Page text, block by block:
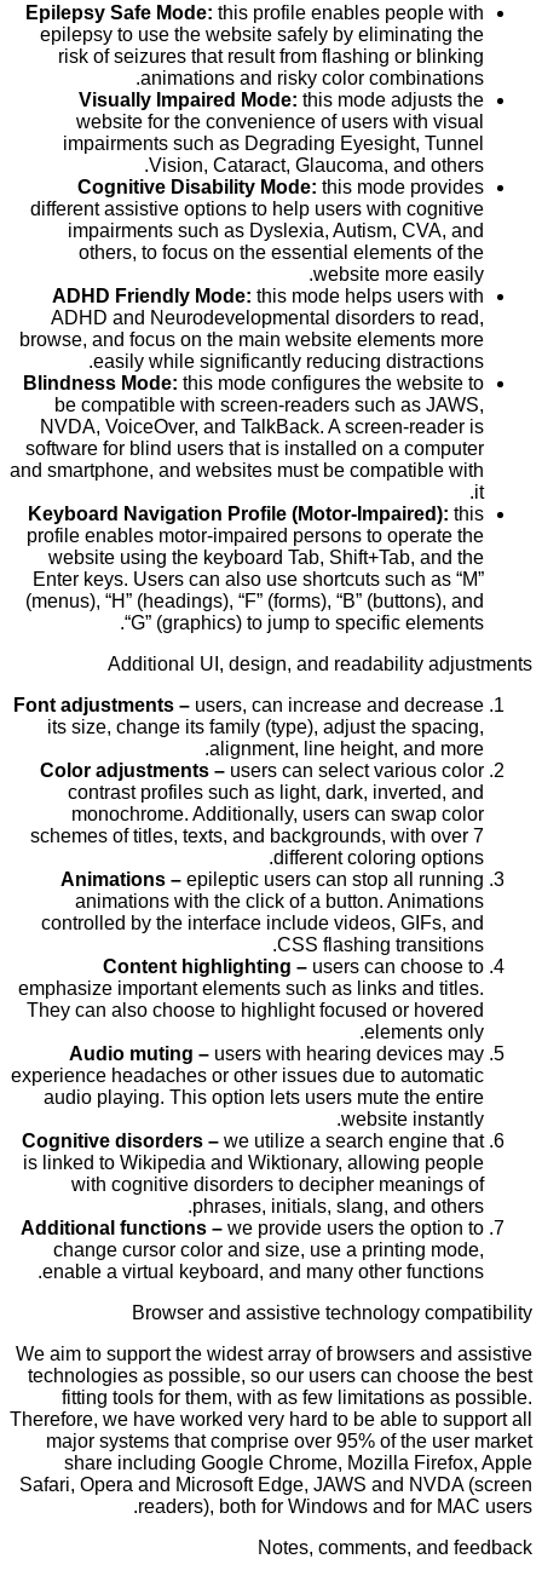
Epilepsy Safe Mode: this profile enables people with
epilepsy to use the website safely by eliminating the
risk of seizures that result from flashing or blinking
animations and risky color combinations.
Visually Impaired Mode: this mode adjusts the
website for the convenience of users with visual
impairments such as Degrading Eyesight, Tunnel
Vision, Cataract, Glaucoma, and others.
Cognitive Disability Mode: this mode provides
different assistive options to help users with cognitive
impairments such as Dyslexia, Autism, CVA, and
others, to focus on the essential elements of the
website more easily.
ADHD Friendly Mode: this mode helps users with
ADHD and Neurodevelopmental disorders to read,
browse, and focus on the main website elements more
easily while significantly reducing distractions.
Blindness Mode: this mode configures the website to
be compatible with screen-readers such as JAWS,
NVDA, VoiceOver, and TalkBack. A screen-reader is
software for blind users that is installed on a computer
and smartphone, and websites must be compatible with
it.
Keyboard Navigation Profile (Motor-Impaired): this
profile enables motor-impaired persons to operate the
website using the keyboard Tab, Shift+Tab, and the
Enter keys. Users can also use shortcuts such as “M”
(menus), “H” (headings), “F” (forms), “B” (buttons), and
“G” (graphics) to jump to specific elements.
Additional UI, design, and readability adjustments
Font adjustments – users, can increase and decrease
its size, change its family (type), adjust the spacing,
alignment, line height, and more.
Color adjustments – users can select various color
contrast profiles such as light, dark, inverted, and
monochrome. Additionally, users can swap color
schemes of titles, texts, and backgrounds, with over 7
different coloring options.
Animations – epileptic users can stop all running
animations with the click of a button. Animations
controlled by the interface include videos, GIFs, and
CSS flashing transitions.
Content highlighting – users can choose to
emphasize important elements such as links and titles.
They can also choose to highlight focused or hovered
elements only.
Audio muting – users with hearing devices may
experience headaches or other issues due to automatic
audio playing. This option lets users mute the entire
website instantly.
Cognitive disorders – we utilize a search engine that
is linked to Wikipedia and Wiktionary, allowing people
with cognitive disorders to decipher meanings of
phrases, initials, slang, and others.
Additional functions – we provide users the option to
change cursor color and size, use a printing mode,
enable a virtual keyboard, and many other functions.
Browser and assistive technology compatibility
We aim to support the widest array of browsers and assistive
technologies as possible, so our users can choose the best
fitting tools for them, with as few limitations as possible.
Therefore, we have worked very hard to be able to support all
major systems that comprise over 95% of the user market
share including Google Chrome, Mozilla Firefox, Apple
Safari, Opera and Microsoft Edge, JAWS and NVDA (screen
readers), both for Windows and for MAC users.
Notes, comments, and feedback